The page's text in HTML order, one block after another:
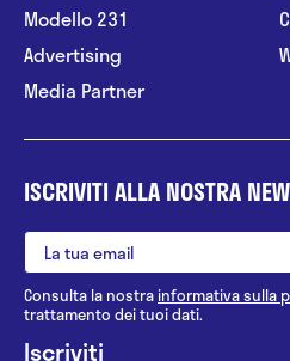
Modello 231
Advertising
Media Partner
ISCRIVITI ALLA NOSTRA
Consulta la nostrainformativa sulla
trattamento dei tuoi dati.